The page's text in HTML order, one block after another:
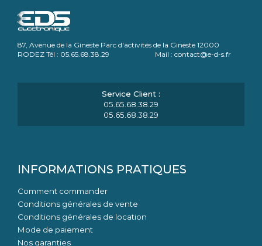
87, Avenue de la Gineste Parc d'activités de la Gineste 12000
RODEZ Tél : 05.65.68.38.29 Mail : contact@e-d-s.fr
05.65.68.38.29
05.65.68.38.29
INFORMATIONS PRATIQUES
Comment commander
Conditions générales de vente
Conditions générales de location
Mode de paiement
Nos garanties